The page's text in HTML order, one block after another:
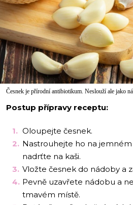
Česnek je přírodní antibiotikum. Neslouží ale jako
Postup přípravy receptu:
Oloupejte česnek.
Nastrouhejte ho na
nadrťte na kaši.
Vložte česnek do nádoby a
Pevně uzavřete nádobu a
tmavém místě.